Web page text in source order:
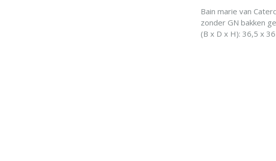
Bain marie van
zonder GN bakken
(B x D x H): 36,5 x